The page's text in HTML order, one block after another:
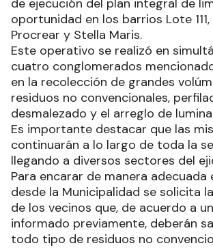
de ejecución del plan integral de
oportunidad en los barrios Lote 111,
Procrear y Stella Maris.
Este operativo se realizó en
cuatro conglomerados
en la recolección de grandes
residuos no convencionales,
desmalezado y el arreglo de
Es importante destacar que las
continuarán a lo largo de toda la
llegando a diversos sectores del
Para encarar de manera adecuada
desde la Municipalidad se solicita
de los vecinos que, de acuerdo a
informado previamente, deberán
todo tipo de residuos no